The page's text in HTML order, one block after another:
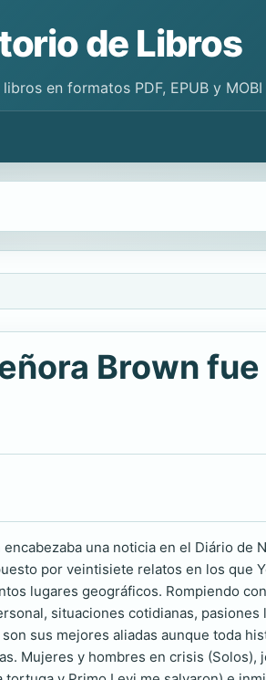
de Libros
en formatos PDF, EPUB y MOBI
Brown
una noticia en el Diário de
por veintisiete relatos en los que
lugares geográficos. Rompiendo
situaciones cotidianas,
sus mejores aliadas aunque toda
Mujeres y hombres en crisis